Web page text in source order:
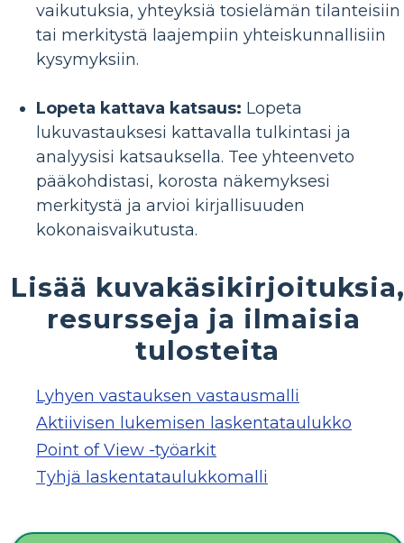
vaikutuksia, yhteyksiä tosielämän tilanteisiin
tai merkitystä laajempiin yhteiskunnallisiin
kysymyksiin.
Lopeta kattava katsaus: Lopeta
lukuvastauksesi kattavalla tulkintasi ja
analyysisi katsauksella. Tee yhteenveto
pääkohdistasi, korosta näkemyksesi
merkitystä ja arvioi kirjallisuuden
kokonaisvaikutusta.
Lisää kuvakäsikirjoituksia,
resursseja ja ilmaisia ​​
tulosteita
Lyhyen vastauksen vastausmalli
Aktiivisen lukemisen laskentataulukko
Point of View -työarkit
Tyhjä laskentataulukkomalli